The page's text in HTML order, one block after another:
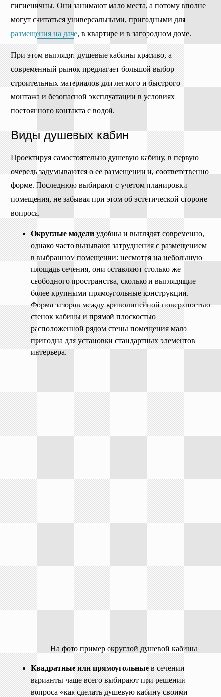
гигиеничны. Они занимают мало места, а потому вполне
могут считаться универсальными, пригодными для
размещения на даче, в квартире и в загородном доме.
При этом выглядят душевые кабины красиво, а
современный рынок предлагает большой выбор
строительных материалов для легкого и быстрого
монтажа и безопасной эксплуатации в условиях
постоянного контакта с водой.
Виды душевых кабин
Проектируя самостоятельно душевую кабину, в первую
очередь задумываются о ее размещении и, соответственно
форме. Последнюю выбирают с учетом планировки
помещения, не забывая при этом об эстетической стороне
вопроса.
Округлые модели удобны и выглядят современно,
однако часто вызывают затруднения с размещением
в выбранном помещении: несмотря на небольшую
площадь сечения, они оставляют столько же
свободного пространства, сколько и выглядящие
более крупными прямоугольные конструкции.
Форма зазоров между криволинейной поверхностью
стенок кабины и прямой плоскостью
расположенной рядом стены помещения мало
пригодна для установки стандартных элементов
интерьера.
На фото пример округлой душевой кабины
Квадратные или прямоугольные в сечении
варианты чаще всего выбирают при решении
вопроса «как сделать душевую кабину своими